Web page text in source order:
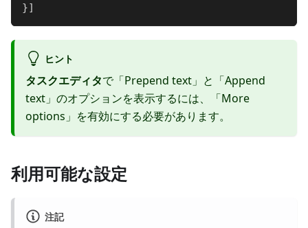
}]
ヒント
タスクエディタで「Prepend text」と「Append
text」のオプションを表示するには、「More
options」を有効にする必要があります。
利用可能な設定
注記